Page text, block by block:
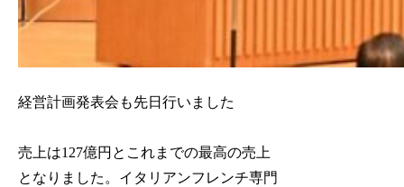
経営計画発表会も先日行いました
売上は127億円とこれまでの最高の売上
となりました。イタリアンフレンチ専門